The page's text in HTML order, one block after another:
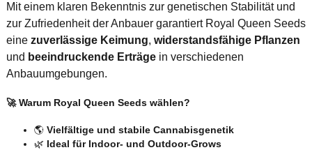
Mit einem klaren Bekenntnis zur genetischen Stabilität und
zur Zufriedenheit der Anbauer garantiert Royal Queen Seeds
eine zuverlässige Keimung, widerstandsfähige Pflanzen
und beeindruckende Erträgein verschiedenen
Anbauumgebungen.
🚀 Warum Royal Queen Seeds wählen?
🌎 Vielfältige und stabile Cannabisgenetik
🌿 Ideal für Indoor- und Outdoor-Grows